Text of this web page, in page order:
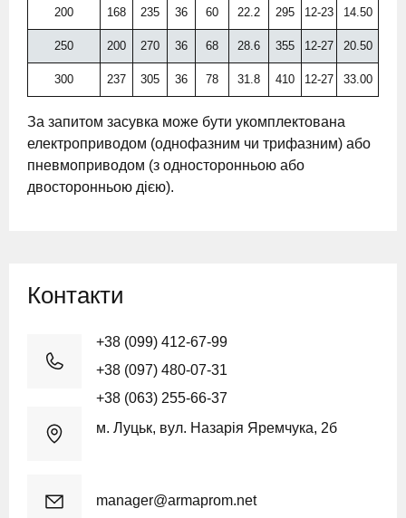
200 168 235 36 60 22.2 295 12-23 14.50
250 200 270 36 68 28.6 355 12-27 20.50
300 237 305 36 78 31.8 410 12-27 33.00
За запитом засувка може бути укомплектована
електроприводом (однофазним чи трифазним) або
пневмоприводом (з односторонньою або
двосторонньою дією).
Контакти
+38 (099) 412-67-99
+38 (097) 480-07-31
+38 (063) 255-66-37
м. Луцьк, вул. Назарія Яремчука, 2б
manager@armaprom.net